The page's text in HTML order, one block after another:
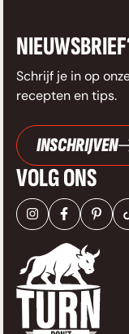
Schrijf je in op
recepten en tips.
INSCHRIJVEN
VOLG ONS